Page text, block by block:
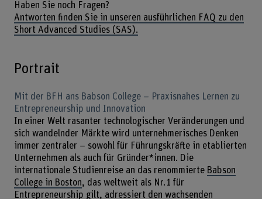
Haben Sie noch Fragen?
Antworten finden Sie in unseren ausführlichen FAQ zu den
Short Advanced Studies (SAS).
Portrait
Mit der BFH ans Babson College – Praxisnahes Lernen zu
Entrepreneurship und Innovation
In einer Welt rasanter technologischer Veränderungen und
sich wandelnder Märkte wird unternehmerisches Denken
immer zentraler – sowohl für Führungskräfte in etablierten
Unternehmen als auch für Gründer*innen. Die
internationale Studienreise an das renommierte Babson
College in Boston, das weltweit als Nr. 1 für
Entrepreneurship gilt, adressiert den wachsenden